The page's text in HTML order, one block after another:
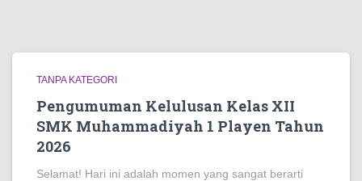
TANPA KATEGORI
Pengumuman Kelulusan Kelas XII
SMK Muhammadiyah 1 Playen Tahun
2026
Selamat! Hari ini adalah momen yang sangat berarti